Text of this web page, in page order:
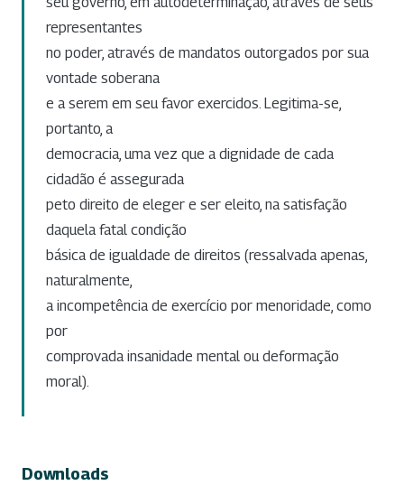
representantes
no poder, através de mandatos outorgados por sua
vontade soberana
e a serem em seu favor exercidos. Legitima-se,
portanto, a
democracia, uma vez que a dignidade de cada
cidadão é assegurada
peto direito de eleger e ser eleito, na satisfação
daquela fatal condição
básica de igualdade de direitos (ressalvada apenas,
naturalmente,
a incompetência de exercício por menoridade, como
por
comprovada insanidade mental ou deformação
moral).
Downloads